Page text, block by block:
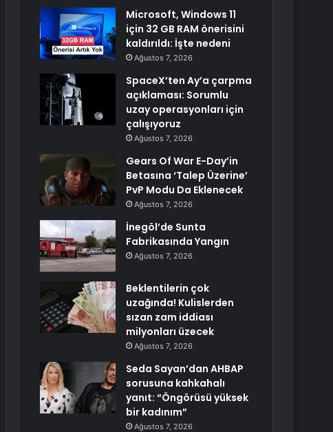
Microsoft, Windows 11
için 32 GB RAM önerisini
kaldırıldı: İşte nedeni
Ağustos 7, 2026
SpaceX’ten Ay’a çarpma
açıklaması: Sorumlu
uzay operasyonları için
çalışıyoruz
Ağustos 7, 2026
Gears Of War E-Day’in
Betasına ‘Talep Üzerine’
PvP Modu Da Eklenecek
Ağustos 7, 2026
İnegöl’de Sunta
Fabrikasında Yangın
Ağustos 7, 2026
Beklentilerin çok
uzağında! Kulislerden
sızan zam iddiası
milyonları üzecek
Ağustos 7, 2026
Seda Sayan’dan AHBAP
sorusuna kahkahalı
yanıt: “Öngörüsü yüksek
bir kadınım”
Ağustos 7, 2026